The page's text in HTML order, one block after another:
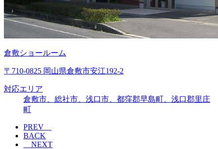
倉敷ショールーム
〒710-0825 岡山県倉敷市安江192-2
対応エリア
倉敷市、総社市、浅口市、都窪郡早島町、浅口郡里庄
町
PREV
BACK
NEXT